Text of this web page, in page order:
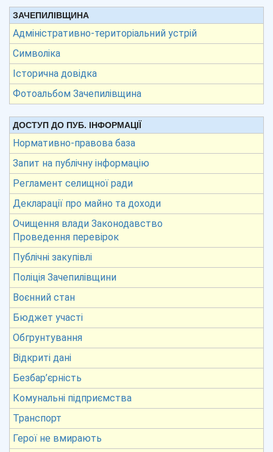
ЗАЧЕПИЛІВЩИНА
Адміністративно-територіальний устрій
Символіка
Історична довідка
Фотоальбом Зачепилівщина
ДОСТУП ДО ПУБ. ІНФОРМАЦІЇ
Нормативно-правова база
Запит на публічну інформацію
Регламент селищної ради
Декларації про майно та доходи
Очищення влади Законодавство
Проведення перевірок
Публічні закупівлі
Поліція Зачепилівщини
Воєнний стан
Бюджет участі
Обгрунтування
Відкриті дані
Безбар’єрність
Комунальні підприємства
Транспорт
Герої не вмирають